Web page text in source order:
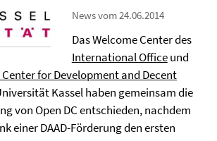
News vom 24.06.2014
Das Welcome Center des
International Officeund
for Development and Decent
Kassel haben gemeinsam die
von Open DC entschieden, nachdem
einer DAAD-Förderung den ersten